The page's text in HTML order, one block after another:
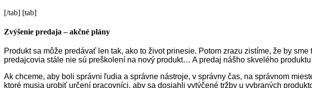
[/tab] [tab]
Zvýšenie predaja – akčné plány
Produkt sa môže predávať len tak, ako to život prinesie. Potom zrazu zistíme, že by
predajcovia stále nie sú preškolení na nový produkt… A predaj nášho skvelého
Ak chceme, aby boli správni ľudia a správne nástroje, v správny čas, na správnom
ktoré musia urobiť určení pracovníci, aby sa dosiahli vytýčené tržby u vybraných